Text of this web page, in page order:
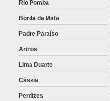
Rio Pomba
Borda da Mata
Padre Paraíso
Arinos
Lima Duarte
Cássia
Perdizes